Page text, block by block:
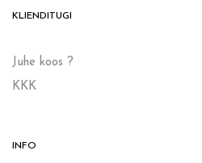
KLIENDITUGI
Juhe koos ?
KKK
INFO